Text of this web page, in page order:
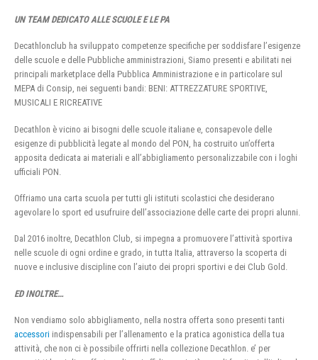
UN TEAM DEDICATO ALLE SCUOLE E LE PA
Decathlonclub ha sviluppato competenze specifiche per soddisfare l’esigenze
delle scuole e delle Pubbliche amministrazioni, Siamo presenti e abilitati nei
principali marketplace della Pubblica Amministrazione e in particolare sul
MEPA di Consip, nei seguenti bandi: BENI: ATTREZZATURE SPORTIVE,
MUSICALI E RICREATIVE
Decathlon è vicino ai bisogni delle scuole italiane e, consapevole delle
esigenze di pubblicità legate al mondo del PON, ha costruito un’offerta
apposita dedicata ai materiali e all’abbigliamento personalizzabile con i loghi
ufficiali PON.
Offriamo una carta scuola per tutti gli istituti scolastici che desiderano
agevolare lo sport ed usufruire dell’associazione delle carte dei propri alunni.
Dal 2016 inoltre, Decathlon Club, si impegna a promuovere l’attività sportiva
nelle scuole di ogni ordine e grado, in tutta Italia, attraverso la scoperta di
nuove e inclusive discipline con l’aiuto dei propri sportivi e dei Club Gold.
ED INOLTRE…
Non vendiamo solo abbigliamento, nella nostra offerta sono presenti tanti
accessori indispensabili per l’allenamento e la pratica agonistica della tua
attività, che non ci è possibile offrirti nella collezione Decathlon. e’ per